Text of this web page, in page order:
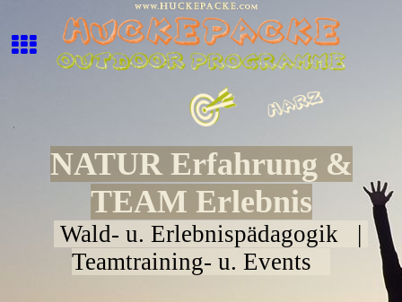
NATUR Erfahrung &
TEAM Erlebnis
Wald- u. Erlebnispädagogik |
Teamtraining- u. Events